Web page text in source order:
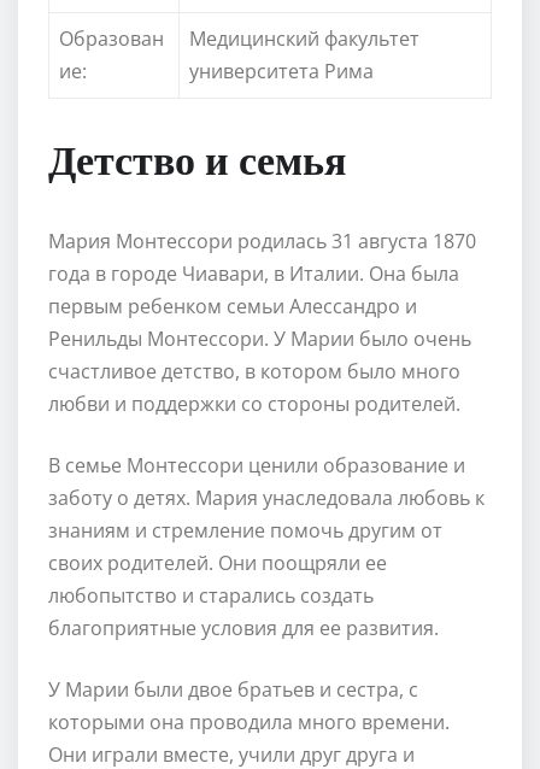
Образован
ие:
Медицинский факультет
университета Рима
Детство и семья
Мария Монтессори родилась 31 августа 1870
года в городе Чиавари, в Италии. Она была
первым ребенком семьи Алессандро и
Ренильды Монтессори. У Марии было очень
счастливое детство, в котором было много
любви и поддержки со стороны родителей.
В семье Монтессори ценили образование и
заботу о детях. Мария унаследовала любовь к
знаниям и стремление помочь другим от
своих родителей. Они поощряли ее
любопытство и старались создать
благоприятные условия для ее развития.
У Марии были двое братьев и сестра, с
которыми она проводила много времени.
Они играли вместе, учили друг друга и